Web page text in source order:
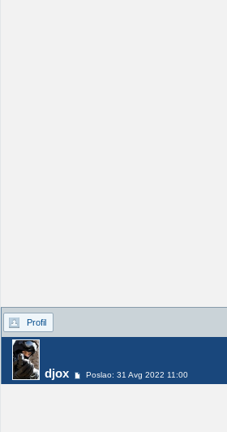
Profil
djox Poslao: 31 Avg 2022 11:00